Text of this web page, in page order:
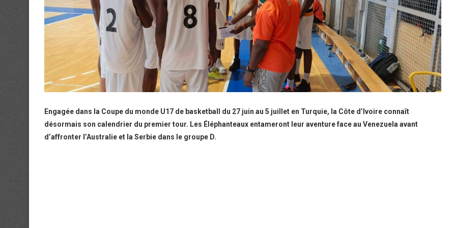
Engagée dans la Coupe du monde U17 de basketball du 27 juin au 5 juillet en Turquie, la Côte d’Ivoire connaît
désormais son calendrier du premier tour. Les Éléphanteaux entameront leur aventure face au Venezuela avant
d’affronter l’Australie et la Serbie dans le groupe D.